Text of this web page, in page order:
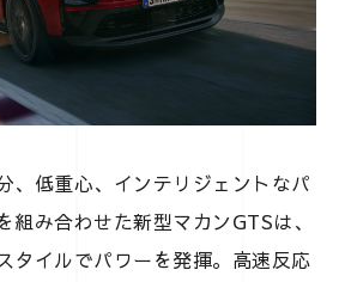
、低重心、インテリジェントなパ
組み合わせた新型マカンGTSは、
タイルでパワーを発揮。高速反応